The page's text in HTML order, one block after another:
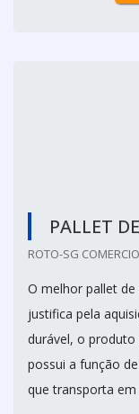
PALLET
ROTO-SG
O melhor pallet
justifica pela
durável, o produto
possui a função
que transporta